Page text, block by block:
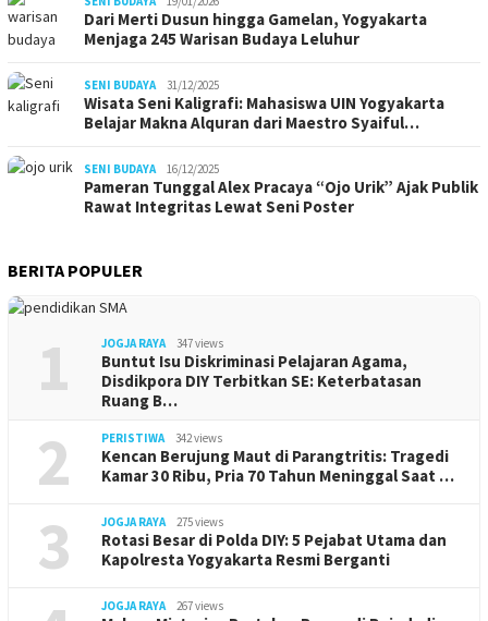
Dari Merti Dusun hingga Gamelan, Yogyakarta
Menjaga 245 Warisan Budaya Leluhur
SENI BUDAYA 31/12/2025
Wisata Seni Kaligrafi: Mahasiswa UIN Yogyakarta
Belajar Makna Alquran dari Maestro Syaiful…
SENI BUDAYA 16/12/2025
Pameran Tunggal Alex Pracaya “Ojo Urik” Ajak Publik
Rawat Integritas Lewat Seni Poster
BERITA POPULER
1 JOGJA RAYA 347 views
Buntut Isu Diskriminasi Pelajaran Agama,
Disdikpora DIY Terbitkan SE: Keterbatasan
Ruang B…
2 PERISTIWA 342 views
Kencan Berujung Maut di Parangtritis: Tragedi
Kamar 30 Ribu, Pria 70 Tahun Meninggal Saat …
3 JOGJA RAYA 275 views
Rotasi Besar di Polda DIY: 5 Pejabat Utama dan
Kapolresta Yogyakarta Resmi Berganti
JOGJA RAYA 267 views